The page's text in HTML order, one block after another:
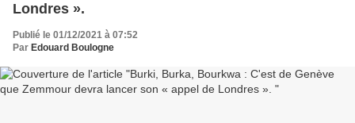
Londres ».
Publié le 01/12/2021 à 07:52
Par Edouard Boulogne